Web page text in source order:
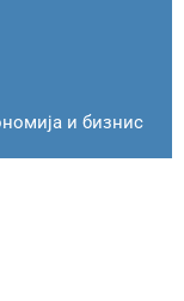
и бизнис